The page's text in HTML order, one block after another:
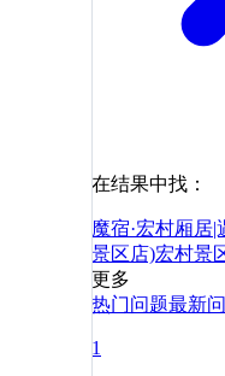
在结果中找：
魔宿·宏村厢居|
景区店)宏村景
更多
热门问题最新
1